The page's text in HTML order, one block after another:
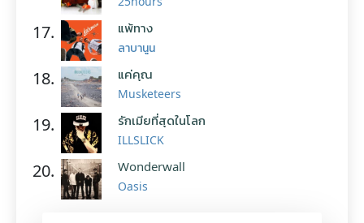
17. แพ้ทาง
ลาบานูน
18. แค่คุณ
Musketeers
19. รักเมียที่สุดในโลก
ILLSLICK
20. Wonderwall
Oasis